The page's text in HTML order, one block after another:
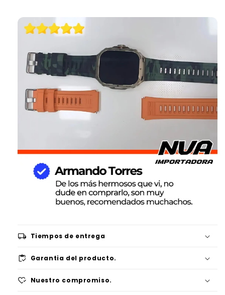
local_shipping Tiempos de entrega
inventory Garantia del producto.
heart_check Nuestro compromiso.